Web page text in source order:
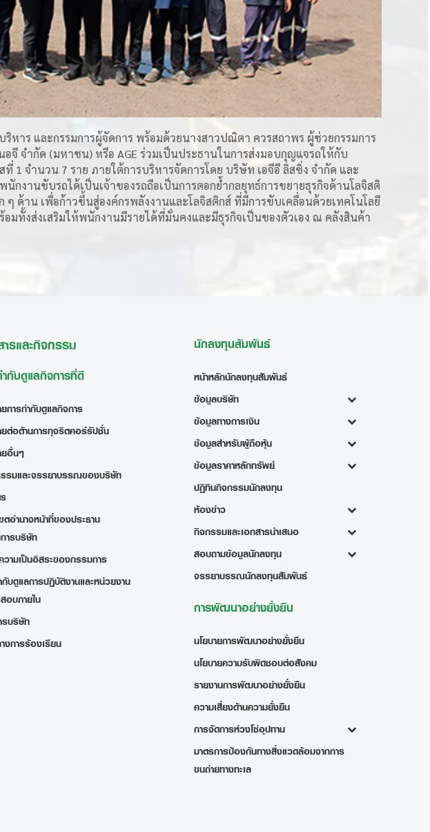
หาร และกรรมการผู้จัดการ พร้อมด้วยนางสาวปณิตา ควรสถาพร ผู้ช่วยกรรมการ
จี จำกัด (มหาชน) หรือ AGE ร่วมเป็นประธานในการส่งมอบกุญแจรถให้กับ
1 จำนวน 7 ราย ภายใต้การบริหารจัดการโดย บริษัท เอจีอี ลิสซิ่ง จำกัด และ
กงานขับรถได้เป็นเจ้าของรถถือเป็นการตอกย้ำกลยุทธ์การขยายธุรกิจด้านโลจิสติ
ๆ ด้าน เพื่อก้าวขึ้นสู่องค์กรพลังงานและโลจิสติกส์ ที่มีการขับเคลื่อนด้วยเทคโนโลยี
มทั้งส่งเสริมให้พนักงานมีรายได้ที่มั่นคงและมีธุรกิจเป็นของตัวเอง ณ คลังสินค้า
ารและกิจกรรม
กับดูแลกิจการที่ดี
ยการกำกับดูแลกิจการ
ยต่อต้านการทุจริตคอร์รัปชั่น
ยอื่นๆ
รมและจรรยาบรรณของบริษัท
ตอำนาจหน้าที่ของประธาน
ารบริษัท
วามเป็นอิสระของกรรมการ
กับดูแลการปฏิบัติงานและหน่วยงาน
อบภายใน
รบริษัท
งการร้องเรียน
นักลงทุนสัมพันธ์
หน้าหลักนักลงทุนสัมพันธ์
ข้อมูลบริษัท
ข้อมูลทางการเงิน
ข้อมูลสำหรับผู้ถือหุ้น
ข้อมูลราคาหลักทรัพย์
ปฏิทินกิจกรรมนักลงทุน
ห้องข่าว
กิจกรรมและเอกสารนำเสนอ
สอบถามข้อมูลนักลงทุน
จรรยาบรรณนักลงทุนสัมพันธ์
การพัฒนาอย่างยั่งยืน
นโยบายการพัฒนาอย่างยั่งยืน
นโยบายความรับผิดชอบต่อสังคม
รายงานการพัฒนาอย่างยั่งยืน
ความเสี่ยงด้านความยั่งยืน
การจัดการห่วงโซ่อุปทาน
มาตรการป้องกันทางสิ่งแวดล้อมจากการ
ขนถ่ายทางทะเล